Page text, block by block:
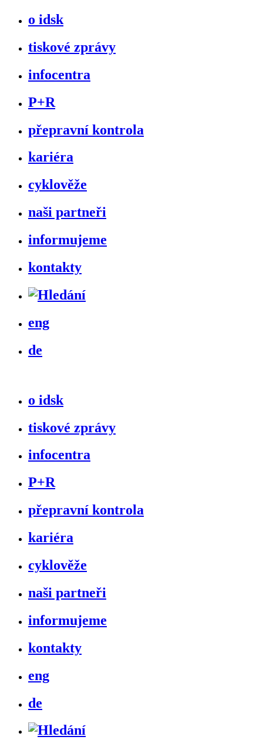
o idsk
tiskové zprávy
infocentra
P+R
přepravní kontrola
kariéra
cyklověže
naši partneři
informujeme
kontakty
eng
de
o idsk
tiskové zprávy
infocentra
P+R
přepravní kontrola
kariéra
cyklověže
naši partneři
informujeme
kontakty
eng
de